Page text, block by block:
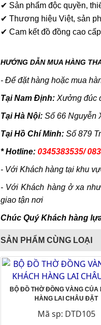
✔ Sản phẩm độc quyền,
✔ Thương hiệu Việt, sản
✔ Cam kết đồ đồng cao
HƯỚNG DẪN MUA HÀNG
- Để đặt hàng hoặc mua
Tại Nam Định:Xưởng đúc
Tại Hà Nội:Số 66 Nguyễn
Tại Hồ Chí Minh:Số 879
* Hotline: 0345383535/
- Với Khách hàng tại khu
- Với Khách hàng ở xa
giao tận nơi
Chúc Quý Khách hàng
SẢN PHẨM CÙNG LOẠI
BỘ ĐỒ THỜ ĐỒNG VÀNG CỦA
HÀNG LAI CHÂU ĐẶT
Mã sp: DTD105